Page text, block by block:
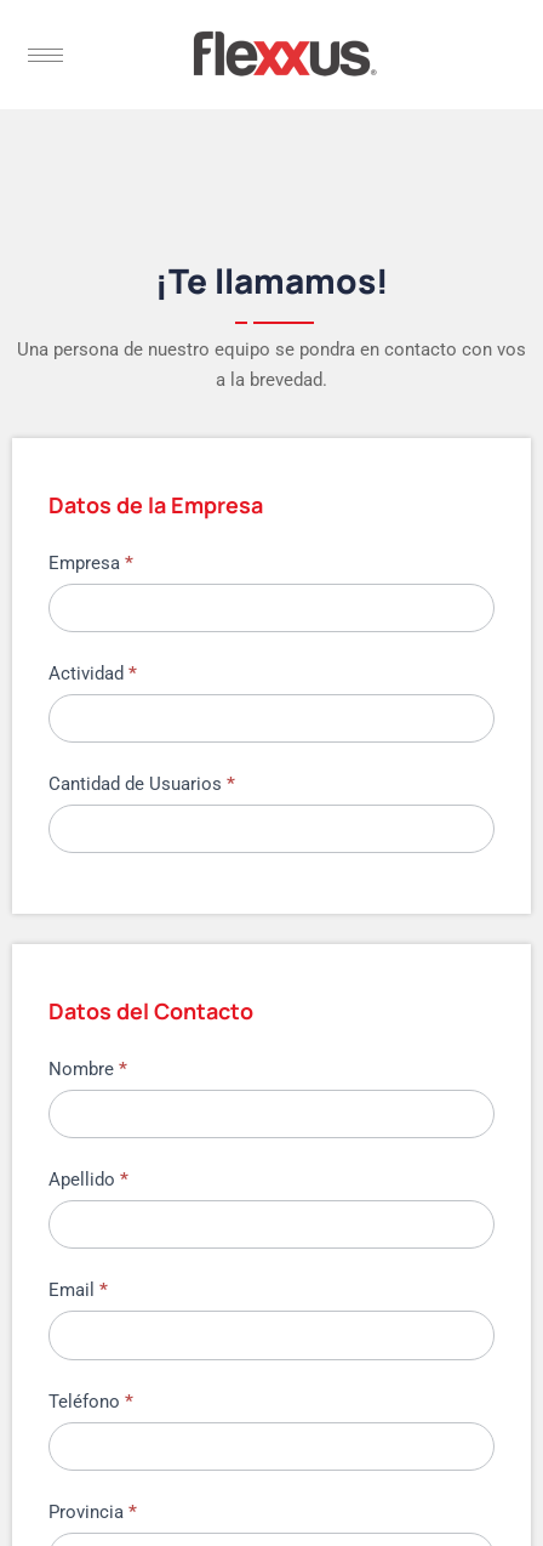
¡Te llamamos!
Una persona de nuestro equipo se pondra en contacto con vos
a la brevedad.
Datos de la Empresa
Empresa *
Actividad *
Cantidad de Usuarios *
Datos del Contacto
Nombre *
Apellido *
Email *
Teléfono *
Provincia *